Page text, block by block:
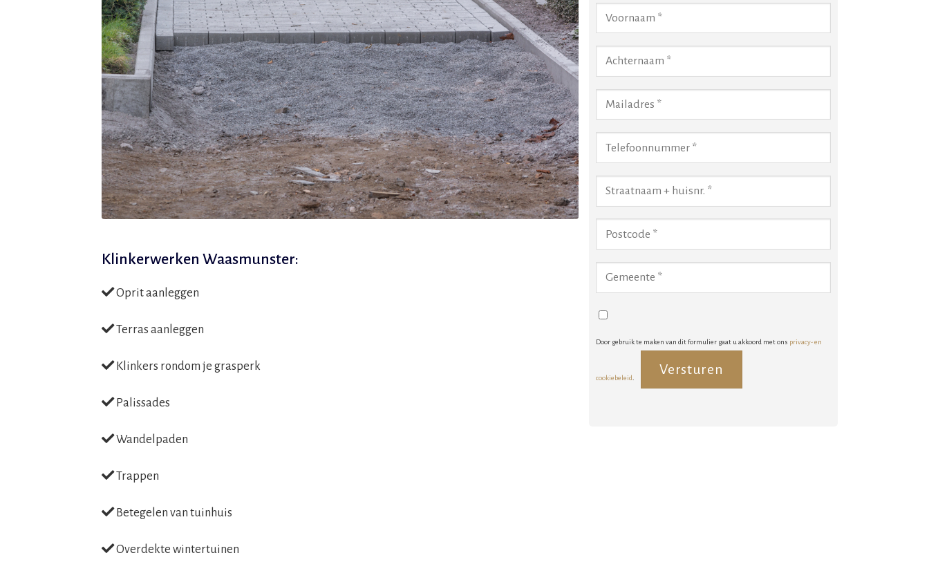
Klinkerwerken Waasmunster:
Oprit aanleggen
Terras aanleggen
Klinkers rondom je grasperk
Palissades
Wandelpaden
Trappen
Betegelen van tuinhuis
Overdekte wintertuinen
Door gebruik te maken van dit formulier gaat u akkoord met ons privacy- en
cookiebeleid